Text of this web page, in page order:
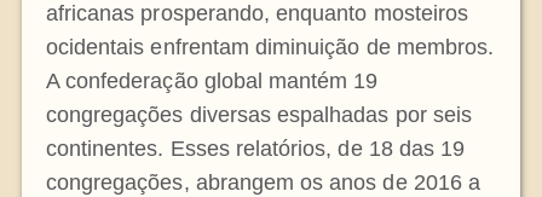
africanas prosperando, enquanto mosteiros
ocidentais enfrentam diminuição de membros.
A confederação global mantém 19
congregações diversas espalhadas por seis
continentes. Esses relatórios, de 18 das 19
congregações, abrangem os anos de 2016 a